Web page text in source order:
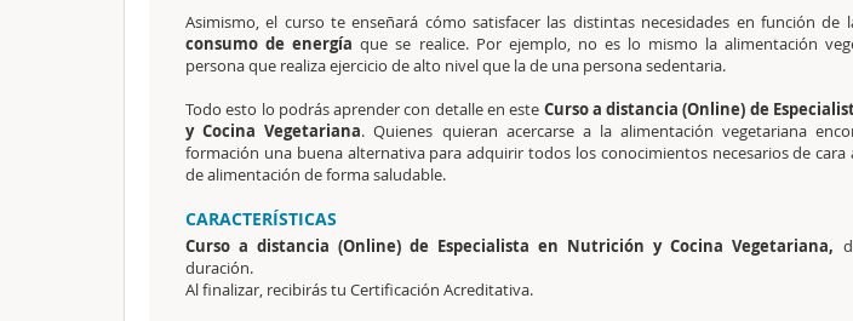
Asimismo, el curso te enseñará cómo satisfacer las distintas necesidades en función de
consumo de energía que se realice. Por ejemplo, no es lo mismo la alimentación
persona que realiza ejercicio de alto nivel que la de una persona sedentaria.
Todo esto lo podrás aprender con detalle en este Curso a distancia (Online) de
y Cocina Vegetariana. Quienes quieran acercarse a la alimentación vegetariana
formación una buena alternativa para adquirir todos los conocimientos necesarios de cara
de alimentación de forma saludable.
CARACTERÍSTICAS
Curso a distancia (Online) de Especialista en Nutrición y Cocina Vegetariana,
duración.
Al finalizar, recibirás tu Certificación Acreditativa.